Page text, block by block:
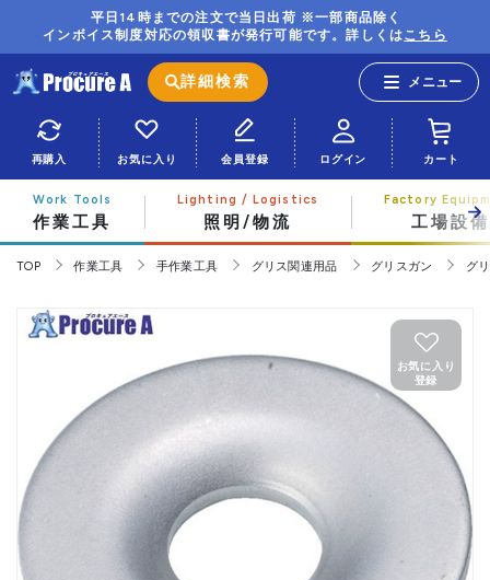
平日14時までの注文で当日出荷 ※一部商品除く
インボイス制度対応の領収書が発行可能です。詳しくはこちら
詳細検索
再購入 お気に入り 会員登録 ログイン カート
作業工具 照明/物流 工場設備
TOP 作業工具 手作業工具 グリス関連用品 グリスガン グ
お気に入り
登録